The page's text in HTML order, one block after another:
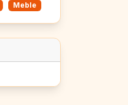
Meble